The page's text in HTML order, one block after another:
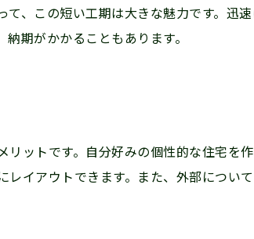
、この短い工期は大きな魅力です。迅
期がかかることもあります。
ットです。自分好みの個性的な住宅を
イアウトできます。また、外部につい